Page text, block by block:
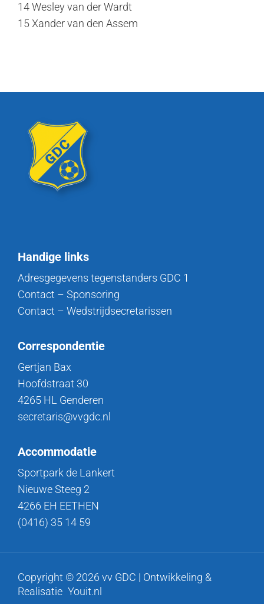
14 Wesley van der Wardt
15 Xander van den Assem
Handige links
Adresgegevens tegenstanders GDC 1
Contact – Sponsoring
Contact – Wedstrijdsecretarissen
Correspondentie
Gertjan Bax
Hoofdstraat 30
4265 HL Genderen
secretaris@vvgdc.nl
Accommodatie
Sportpark de Lankert
Nieuwe Steeg 2
4266 EH EETHEN
(0416) 35 14 59
Copyright © 2026 vv GDC | Ontwikkeling &
Realisatie Youit.nl